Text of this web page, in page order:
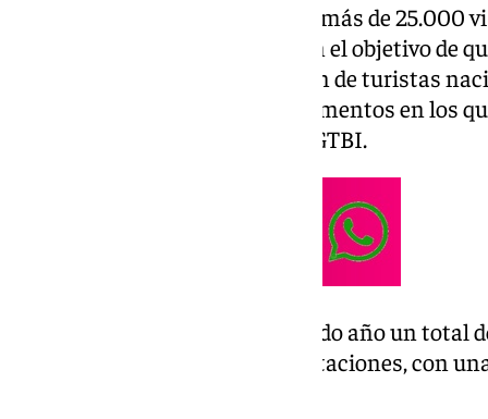
alcanzó el pasado año más de
a acudir a esta cita turística con el objetivo de
sea más efectiva en la captación de turistas
municipio en los diferentes segmentos en los
turismo familiar, deportivo o LGTBI.
La localidad contabilizó el pasado año un total
que generaron 1.264.516 pernoctaciones, con